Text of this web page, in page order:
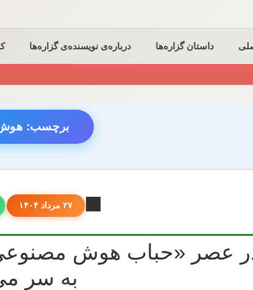
داستان گزاره‌ها درباره‌ی نویسنده‌ی گزاره‌ها
برچسب:
۲۷ مرداد ۱۴۰۴
در عصر «حباب هوش
به سر